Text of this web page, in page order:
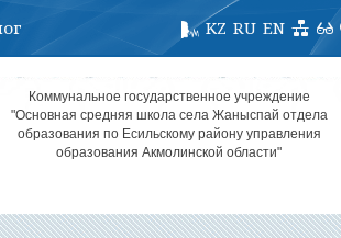
EN
RU
KZ
Коммунальное государственное учреждение
"Основная средняя школа села Жаныспай отдела
образования по Есильскому району управления
образования Акмолинской области"